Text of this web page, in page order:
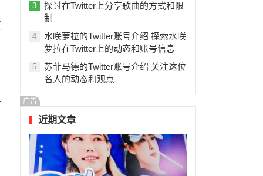
3
探讨在Twitter上分享歌曲的方式和限
制
4
水咲萝拉的Twitter账号介绍 探索水咲
萝拉在Twitter上的动态和账号信息
5
苏菲马德的Twitter账号介绍 关注这位
名人的动态和观点
广告
近期文章